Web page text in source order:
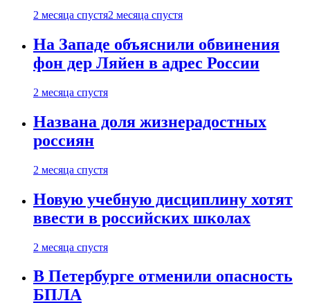
2 месяца спустя2 месяца спустя
На Западе объяснили обвинения
фон дер Ляйен в адрес России
2 месяца спустя
Названа доля жизнерадостных
россиян
2 месяца спустя
Новую учебную дисциплину хотят
ввести в российских школах
2 месяца спустя
В Петербурге отменили опасность
БПЛА